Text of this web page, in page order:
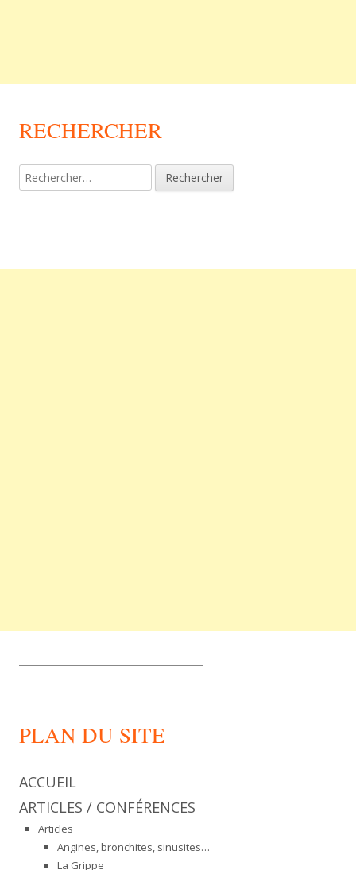
RECHERCHER
Rechercher :
PLAN DU SITE
ACCUEIL
ARTICLES / CONFÉRENCES
Articles
Angines, bronchites, sinusites…
La Grippe